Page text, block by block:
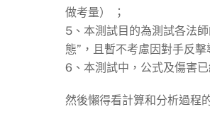
做考量） ；
5、本測試目的為測試各法
態”，且暫不考慮因對手反
6、本測試中，公式及傷害
然後懶得看計算和分析過程